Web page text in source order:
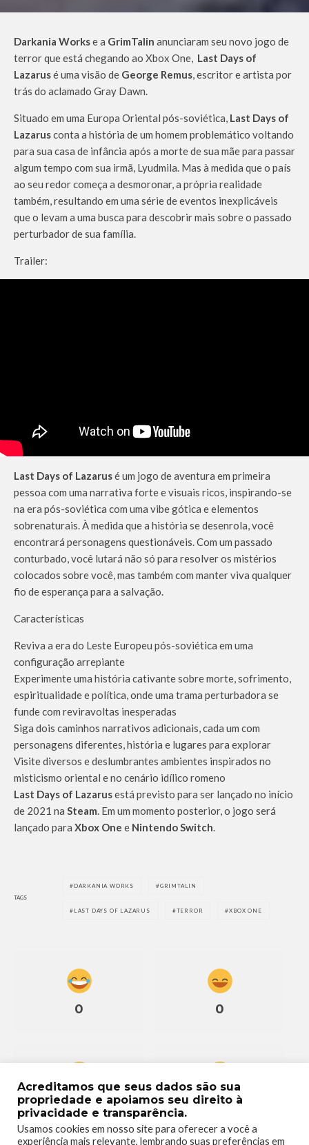
Darkania Workse a GrimTalin anunciaram seu novo jogo de
terror que está chegando ao Xbox One, Last Days of
Lazarusé uma visão de George Remus, escritor e artista por
trás do aclamado Gray Dawn.
Situado em uma Europa Oriental pós-soviética, Last Days of
Lazarusconta a história de um homem problemático voltando
para sua casa de infância após a morte de sua mãe para passar
algum tempo com sua irmã, Lyudmila. Mas à medida que o país
ao seu redor começa a desmoronar, a própria realidade
também, resultando em uma série de eventos inexplicáveis
que o levam a uma busca para descobrir mais sobre o passado
perturbador de sua família.
Trailer:
Last Days of Lazarusé um jogo de aventura em primeira
pessoa com uma narrativa forte e visuais ricos, inspirando-se
na era pós-soviética com uma vibe gótica e elementos
sobrenaturais. À medida que a história se desenrola, você
encontrará personagens questionáveis. Com um passado
conturbado, você lutará não só para resolver os mistérios
colocados sobre você, mas também com manter viva qualquer
fio de esperança para a salvação.
Características
Reviva a era do Leste Europeu pós-soviética em uma
configuração arrepiante
Experimente uma história cativante sobre morte, sofrimento,
espiritualidade e política, onde uma trama perturbadora se
funde com reviravoltas inesperadas
Siga dois caminhos narrativos adicionais, cada um com
personagens diferentes, história e lugares para explorar
Visite diversos e deslumbrantes ambientes inspirados no
misticismo oriental e no cenário idílico romeno
Last Days of Lazarusestá previsto para ser lançado no início
de 2021 na Steam . Em um momento posterior, o jogo será
lançado para Xbox One e Nintendo Switch
TAGS
DARKANIA WORKS GRIMTALIN
LAST DAYS OF LAZARUS TERROR XBOX ONE
0 0
0 0
Acreditamos que seus dados são sua
propriedade e apoiamos seu direito à
privacidade e transparência.
Usamos cookies em nosso site para oferecer a você a
experiência mais relevante, lembrando suas preferências em